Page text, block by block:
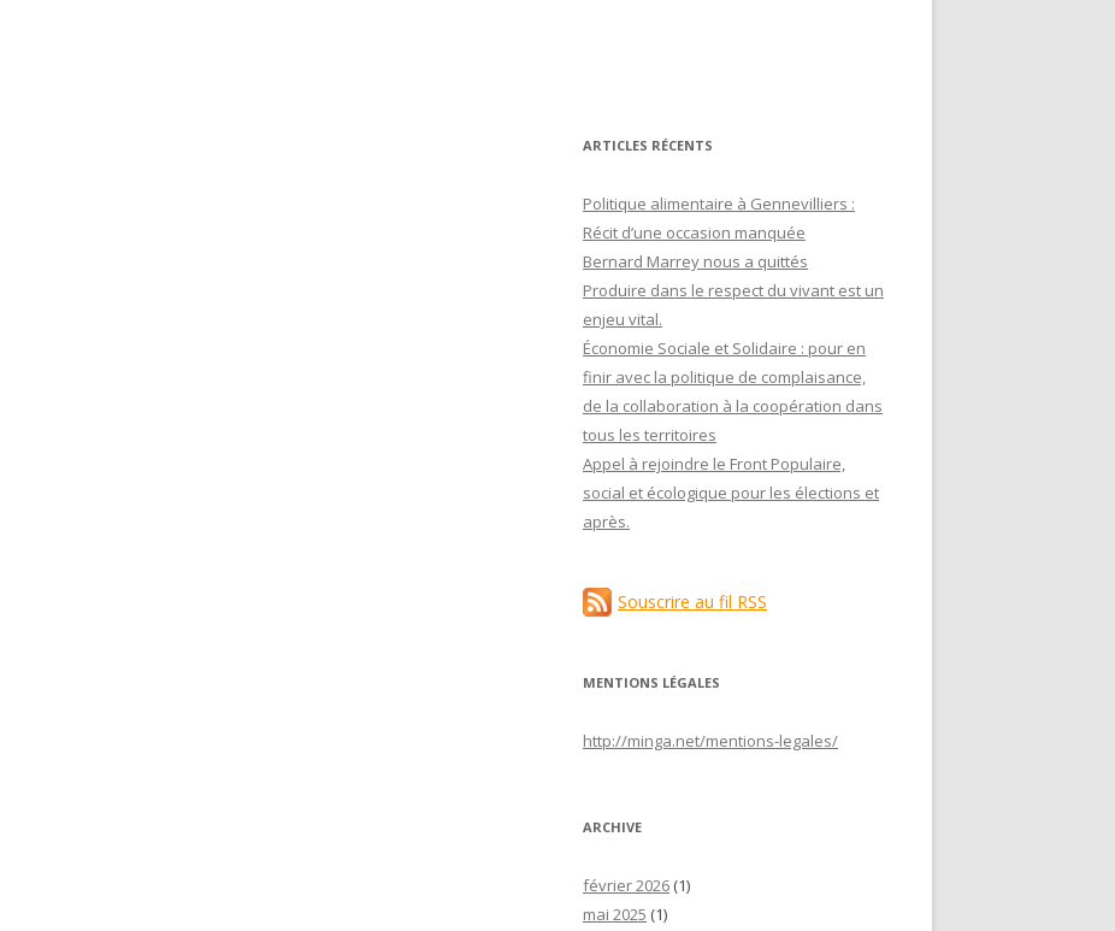
ARTICLES RÉCENTS
Politique alimentaire à Gennevilliers :
Récit d’une occasion manquée
Bernard Marrey nous a quittés
Produire dans le respect du vivant est un
enjeu vital.
Économie Sociale et Solidaire : pour en
finir avec la politique de complaisance,
de la collaboration à la coopération dans
tous les territoires
Appel à rejoindre le Front Populaire,
social et écologique pour les élections et
après.
Souscrire au fil RSS
MENTIONS LÉGALES
http://minga.net/mentions-legales/
ARCHIVE
février 2026 (1)
mai 2025 (1)